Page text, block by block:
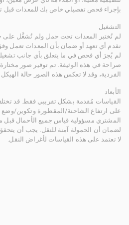
بإجراء فحص تفصيلي خاص بك للمعدات قبل
التشغيل
لم تُختبر المعدات تحت حمل ولم تُشغَّل على
نقدم أي تعهد أو ضمان بأن المعدات تعمل
لم يُجرَ أي فحص في ما يتعلق بأي جانب
صراحة في هذه الوثيقة. تم توفير صور
الفردية، وقد لا تعكس هذه الصور حالة
الأبعاد
القياسات مُقدمة بشكل تقريبي فقط. قد تختلف
على ارتفاع الشاحنة/المقطورة وتكوين/وضع
المشتري مسؤولية قياس جميع الأحمال قبل
لضمان أن الحمولة آمنة للنقل. يجب أن
لا تعتمد على هذه القياسات لأغراض النقل.